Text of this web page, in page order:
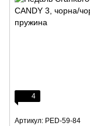
4
Артикул: PED-59-84